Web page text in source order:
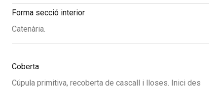
Forma secció interior
Catenària.
Coberta
Cúpula primitiva, recoberta de cascall i lloses. Inici des